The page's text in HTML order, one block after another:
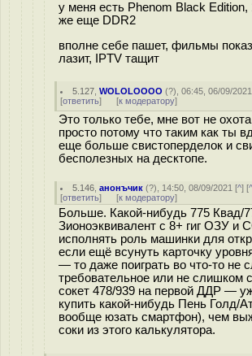
у меня есть Phenom Black
же еще DDR2
вполне себе пашет, фильмы
лазит, IPTV тащит
5.127 ,WOLOLOOOO (?), 06:45, 06/09/
[ответить] [к модератору]
Это только тебе, мне вот не
просто потому что таким как ты
еще больше свистоперделок и
бесполезных на десктопе.
5.146 ,анонъчик (?), 14:50, 08/09/2021 [^] [
[ответить] [к модератору]
Больше. Какой-нибудь 775 Квад/
Зионоэквивалент с 8+ гиг ОЗУ и
исполнять роль машинки для
если ещё всунуть карточку
— то даже поиграть во что-то не
требовательное или не слишком
сокет 478/939 на первой ДДР —
купить какой-нибудь Пень Голд/
вообще юзать смартфон), чем
соки из этого калькулятора.